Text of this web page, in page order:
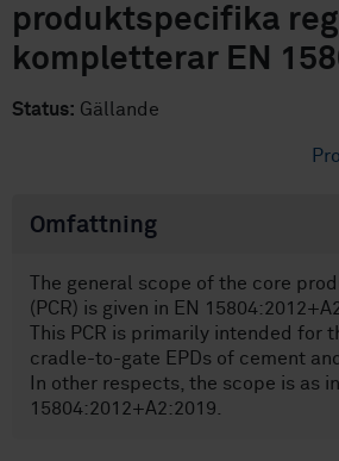
produktspecifika
kompletterar EN
Status: Gällande
Omfattning
The general scope of the core
(PCR) is given in EN
This PCR is primarily intended for
cradle-to-gate EPDs of cement
In other respects, the scope is as
15804:2012+A2:2019.